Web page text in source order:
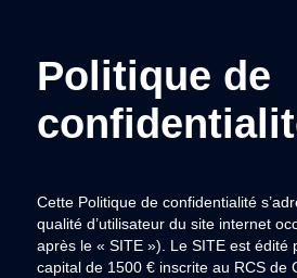
Politique de
Cette Politique de confidentialité
qualité d’utilisateur du site internet
après le « SITE »). Le SITE est édité
capital de 1500 € inscrite au RCS de